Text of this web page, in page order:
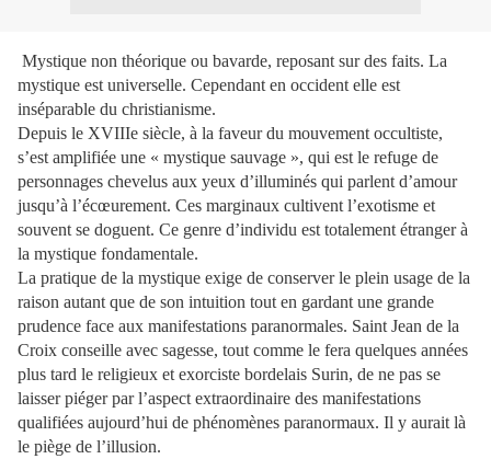
Mystique non théorique ou bavarde, reposant sur des faits. La
mystique est universelle. Cependant en occident elle est
inséparable du christianisme.
Depuis le XVIIIe siècle, à la faveur du mouvement occultiste,
s’est amplifiée une « mystique sauvage », qui est le refuge de
personnages chevelus aux yeux d’illuminés qui parlent d’amour
jusqu’à l’écœurement. Ces marginaux cultivent l’exotisme et
souvent se doguent. Ce genre d’individu est totalement étranger à
la mystique fondamentale.
La pratique de la mystique exige de conserver le plein usage de la
raison autant que de son intuition tout en gardant une grande
prudence face aux manifestations paranormales. Saint Jean de la
Croix conseille avec sagesse, tout comme le fera quelques années
plus tard le religieux et exorciste bordelais Surin, de ne pas se
laisser piéger par l’aspect extraordinaire des manifestations
qualifiées aujourd’hui de phénomènes paranormaux. Il y aurait là
le piège de l’illusion.